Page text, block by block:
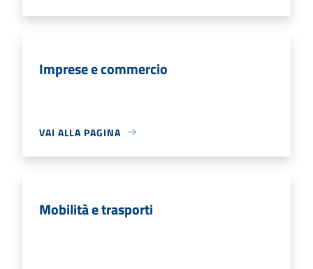
Imprese e commercio
VAI ALLA PAGINA
Mobilità e trasporti